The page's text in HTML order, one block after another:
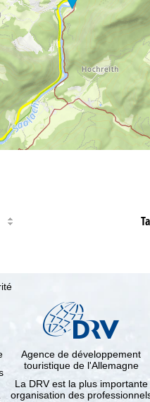
Agence de développement
touristique de l'Allemagne
La DRV est la plus importante
organisation des